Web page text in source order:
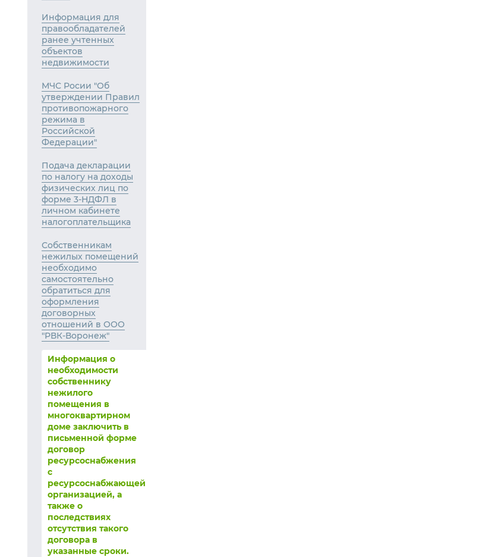
Информация для
правообладателей
ранее учтенных
объектов
недвижимости
МЧС Росии "Об
утверждении Правил
противопожарного
режима в
Российской
Федерации"
Подача декларации
по налогу на доходы
физических лиц по
форме 3-НДФЛ в
личном кабинете
налогоплательщика
Собственникам
нежилых помещений
необходимо
самостоятельно
обратиться для
оформления
договорных
отношений в ООО
"РВК-Воронеж"
Информация о
необходимости
собственнику
нежилого
помещения в
многоквартирном
доме заключить в
письменной форме
договор
ресурсоснабжения
с
ресурсоснабжающей
организацией, а
также о
последствиях
отсутствия такого
договора в
указанные сроки.